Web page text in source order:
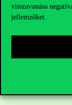
visszavonása
jellemzőket.
Házirend
Közérdekű adatok
Karrier